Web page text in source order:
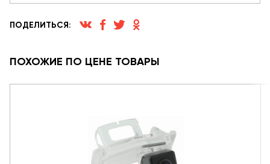
ПОДЕЛИТЬСЯ:
ПОХОЖИЕ ПО ЦЕНЕ ТОВАРЫ